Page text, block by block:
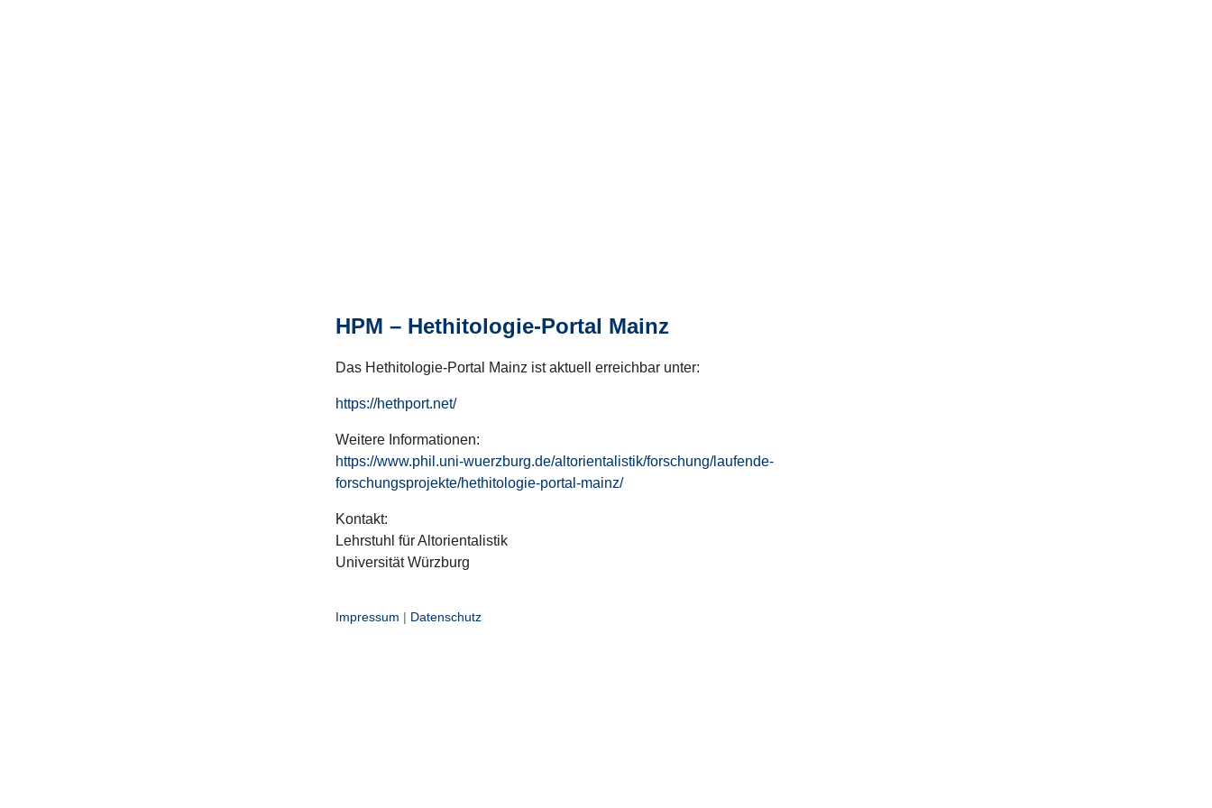
HPM – Hethitologie-Portal Mainz
Das Hethitologie-Portal Mainz ist aktuell erreichbar unter:
https://hethport.net/
Weitere Informationen:
https://www.phil.uni-wuerzburg.de/altorientalistik/forschung/laufende-
forschungsprojekte/hethitologie-portal-mainz/
Kontakt:
Lehrstuhl für Altorientalistik
Universität Würzburg
Impressum | Datenschutz